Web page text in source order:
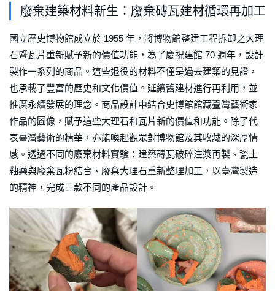
廢棄建築材料新生：廢棄磚瓦建材循環再加工
國立歷史博物館成立於 1955 年，將博物館整建工程拆卸之大理
石暨瓦片重新賦予新的價值功能，為了慶祝建館 70 週年，設計
製作一系列的商品。這些退役的材料不僅是過去建築的見證，
也承載了豐富的歷史和文化價值。延續舊建材進行再利用，並
推廣永續發展的理念。商品設計中結合史博館館藏臺灣藝術家
作品的圖像，賦予這些大理石和瓦片新的價值和功能。除了代
表臺灣藝術的精華，亦能喚起觀眾對博物館及其收藏的深厚情
感。透過不同的廢棄材料實驗：建築磚瓦破碎注漿再製、瓷土
釉藥與廢棄瓦粉結合、廢棄大理石重新整理加工，以臺灣製造
的精神，完成三款不同的產品設計。